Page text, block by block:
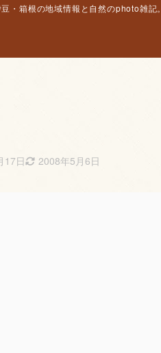
・箱根の地域情報と自然のphoto雑記。
17日 2008年5月6日